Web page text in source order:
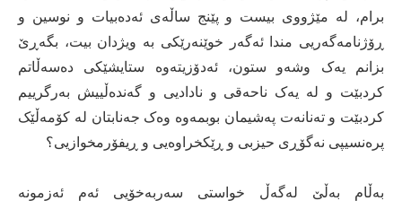
برام، لە مێژووی بیست و پێنج ساڵەی ئەدەبیات و نوسین و
ڕۆژنامەگەریی مندا ئەگەر خوێنەرێکی بە ویژدان بیت، بگەڕێ
بزانم یەک وشەو ستون، ئەدۆزیتەوە ستایشێکی دەسەڵاتم
کردبێت و لە یەک ناحەقی و نادادیی و گەندەڵییش بەرگرییم
کردبێت و تەنانەت پەشیمان بوبمەوە وەک جەنابتان لە کۆمەڵێک
پرەنسیپی نەگۆڕی حیزبی و ڕێکخراوەیی و ڕیفۆرمخوازیی؟
بەڵام بەڵێ لەگەڵ خواستی سەربەخۆیی ئەم ئەزمونە